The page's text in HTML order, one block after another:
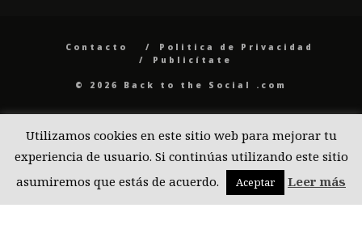
Contacto
Politica de Privacidad
Publicítate
© 2026 Back to the Social .com
Utilizamos cookies en este sitio web para mejorar tu
experiencia de usuario. Si continúas utilizando este sitio
asumiremos que estás de acuerdo.
Aceptar Leer más